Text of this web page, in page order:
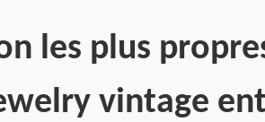
les plus
vintage